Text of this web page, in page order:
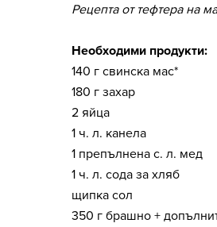
Рецепта от тефтера на
Необходими продукти:
140 г свинска мас*
180 г захар
2 яйца
1 ч. л. канела
1 препълнена с. л. мед
1 ч. л. сода за хляб
щипка сол
350 г брашно +